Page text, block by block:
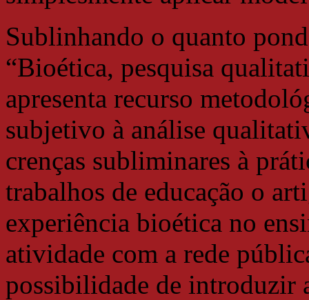
Sublinhando o quanto
“Bioética, pesquisa
apresenta recurso
subjetivo à análise
crenças subliminares à
trabalhos de educação o
experiência bioética no
atividade com a rede
possibilidade de introduzir